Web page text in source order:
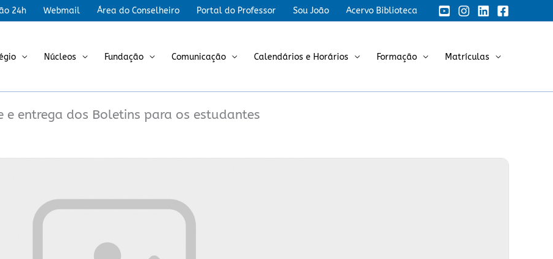
24h Webmail Área do Conselheiro Portal do Professor Sou João Acervo Biblioteca
Núcleos Fundação Comunicação Calendários e Horários Formação Matrículas
entrega dos Boletins para os estudantes